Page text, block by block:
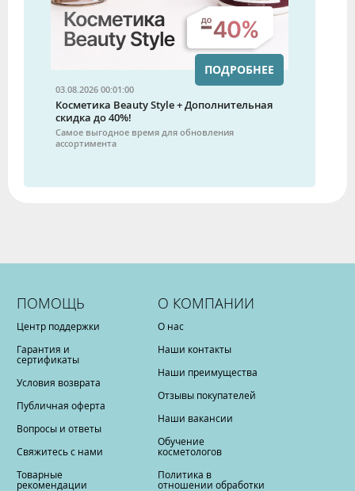
03.08.2026 00:01:00
Косметика Beauty Style + Дополнительная
скидка до 40%!
Самое выгодное время для обновления
ассортимента
ПОДРОБНЕЕ
ПОМОЩЬ
Центр поддержки
Гарантия и
сертификаты
Условия возврата
Публичная оферта
Вопросы и ответы
Свяжитесь с нами
Товарные
рекомендации
О КОМПАНИИ
О нас
Наши контакты
Наши преимущества
Отзывы покупателей
Наши вакансии
Обучение
косметологов
Политика в
отношении обработки